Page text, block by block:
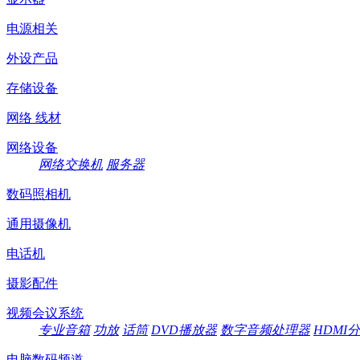
电源相关
外设产品
存储设备
网络 线材
网络设备
网络交换机 服务器
数码照相机
通用摄像机
电话机
摄影配件
视频会议系统
专业音箱 功放 话筒 DVD播放器 数字音频处理器 HDMI